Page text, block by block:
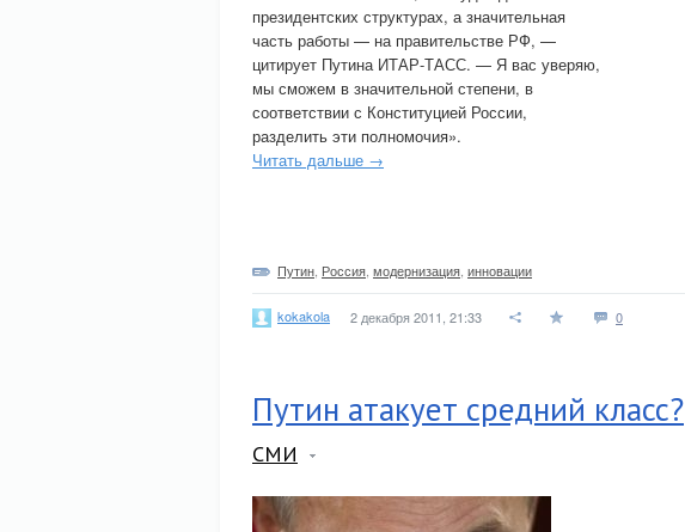
президентских структурах, а значительная
часть работы — на правительстве РФ, —
цитирует Путина ИТАР-ТАСС. — Я вас уверяю,
мы сможем в значительной степени, в
соответствии с Конституцией России,
разделить эти полномочия».
Читать дальше →
Путин Россия модернизация инновации
kokakola 2 декабря 2011, 21:33 0
Путин атакует средний класс?
СМИ